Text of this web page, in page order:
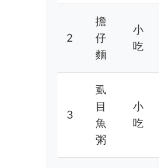
2
擔
仔
麵
小
吃
3
虱
目
魚
粥
小
吃